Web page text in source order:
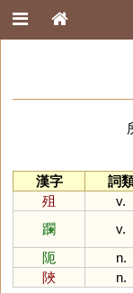
漢字
詞
殂
v.
躝
v.
阨
n.
陜
n.